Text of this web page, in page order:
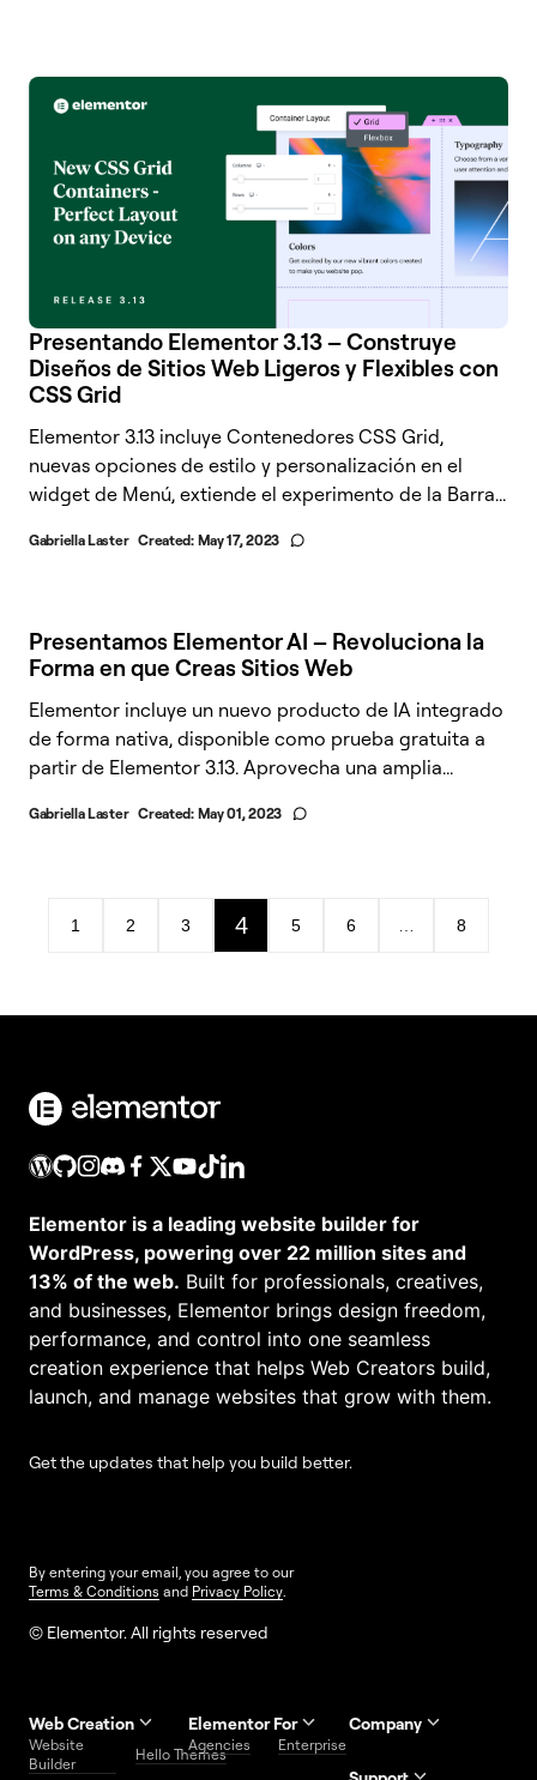
Presentando Elementor 3.13 – Construye
Diseños de Sitios Web Ligeros y Flexibles con
CSS Grid
Elementor 3.13 incluye Contenedores CSS Grid,
nuevas opciones de estilo y personalización en el
widget de Menú, extiende el experimento de la Barra...
Gabriella Laster Created: May 17, 2023
Presentamos Elementor AI – Revoluciona la
Forma en que Creas Sitios Web
Elementor incluye un nuevo producto de IA integrado
de forma nativa, disponible como prueba gratuita a
partir de Elementor 3.13. Aprovecha una amplia...
Gabriella Laster Created: May 01, 2023
1 2 3 4 5 6 8
Elementor is a leading website builder for
WordPress, powering over 22 million sites and
13% of the web. Built for professionals, creatives,
and businesses, Elementor brings design freedom,
performance, and control into one seamless
creation experience that helps Web Creators build,
launch, and manage websites that grow with them.
Get the updates that help you build better.
By entering your email, you agree to our
Terms & Conditions and Privacy Policy
© Elementor. All rights reserved
Web Creation
Website
Builder
Hello Themes
Elementor For
Agencies Enterprise
Company